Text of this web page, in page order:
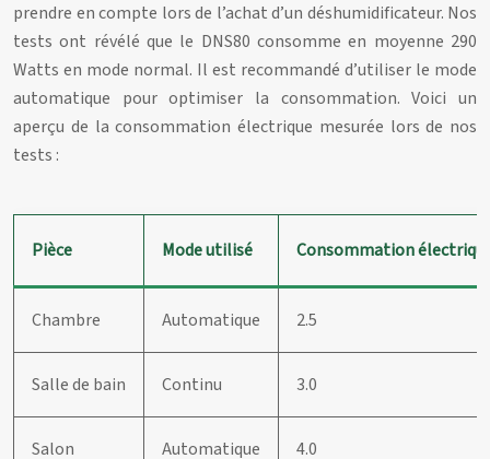
prendre en compte lors de l’achat d’un déshumidificateur. Nos
tests ont révélé que le DNS80 consomme en moyenne 290
Watts en mode normal. Il est recommandé d’utiliser le mode
automatique pour optimiser la consommation. Voici un
aperçu de la consommation électrique mesurée lors de nos
tests :
Pièce Mode utilisé Consommation
Chambre Automatique 2.5
Salle de bain Continu 3.0
Salon Automatique 4.0